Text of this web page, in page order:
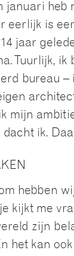
januari heb
eerlijk is
jaar
Tuurlijk,
bureau –
mijn
dacht ik.
hebben
kijkt me
zijn
het kan